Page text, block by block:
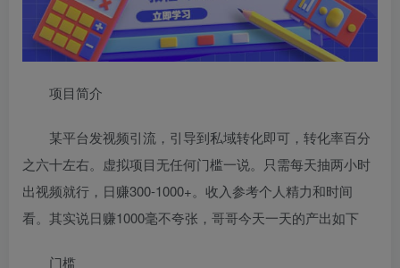
项目简介
某平台发视频引流，引导到私域转化即可，转化率百分
之六十左右。虚拟项目无任何门槛一说。只需每天抽两小时
出视频就行，日赚300-1000+。收入参考个人精力和时间
看。其实说日赚1000毫不夸张，哥哥今天一天的产出如下
门槛